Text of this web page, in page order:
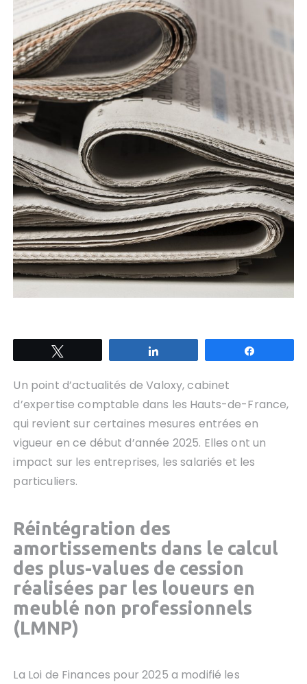
Un point d’actualités de Valoxy, cabinet
d’expertise comptable dans les Hauts-de-France,
qui revient sur certaines mesures entrées en
vigueur en ce début d’année 2025. Elles ont un
impact sur les entreprises, les salariés et les
particuliers.
Réintégration des
amortissements dans le calcul
des plus-values de cession
réalisées par les loueurs en
meublé non professionnels
(LMNP)
La Loi de Finances pour 2025 a modifié les